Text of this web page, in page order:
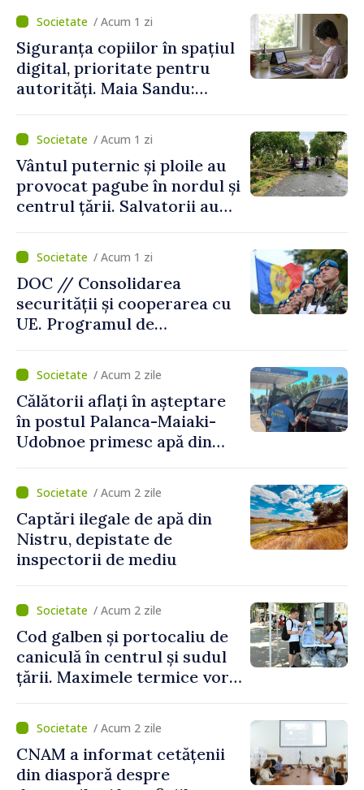
de vârf a concediilor
/ Acum 1 zi
Siguranța copiilor în spațiul
digital, prioritate pentru
autorități. Maia Sandu:
mecanisme care să-i
protejeze”/ Acum 1 zi
Vântul puternic și ploile au
provocat pagube în nordul și
centrul țării. Salvatorii au
/ Acum 1 zi
DOC // Consolidarea
securității și cooperarea cu
UE. Programul de
Naționale de Apărare pentru
perioada 2024–2034,
publicat în Monitorul Oficial
/ Acum 2 zile
Călătorii aflați în așteptare
în postul Palanca-Maiaki-
Udobnoe primesc apă din
și a polițiștilor de frontieră
/ Acum 2 zile
Captări ilegale de apă din
Nistru, depistate de
inspectorii de mediu
/ Acum 2 zile
Cod galben și portocaliu de
caniculă în centrul și sudul
țării. Maximele termice vor
/ Acum 2 zile
CNAM a informat cetățenii
din diasporă despre